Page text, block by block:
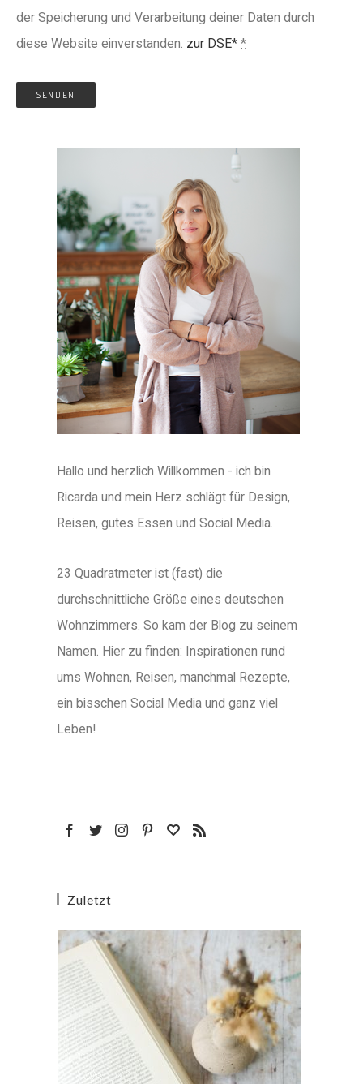
der Speicherung und Verarbeitung deiner Daten durch
diese Website einverstanden. zur DSE* *
Hallo und herzlich Willkommen - ich bin
Ricarda und mein Herz schlägt für Design,
Reisen, gutes Essen und Social Media.
23 Quadratmeter ist (fast) die
durchschnittliche Größe eines deutschen
Wohnzimmers. So kam der Blog zu seinem
Namen. Hier zu finden: Inspirationen rund
ums Wohnen, Reisen, manchmal Rezepte,
ein bisschen Social Media und ganz viel
Leben!
Zuletzt